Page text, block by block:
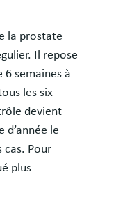
la prostate
Il repose
semaines à
les six
devient
d’année le
cas. Pour
plus